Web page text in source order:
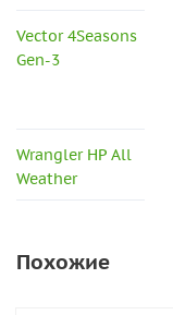
Vector 4Seasons
Gen-3
Wrangler HP All
Weather
Похожие